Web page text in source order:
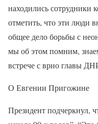
находились сотрудники
отметить, что эти люди
общее дело борьбы с
мы об этом помним,
встрече с врио главы
О Евгении Пригожине
Президент подчеркнул,